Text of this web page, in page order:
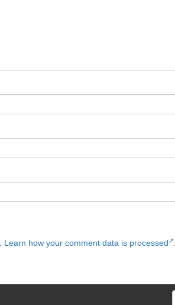
Learn how your comment data is processed